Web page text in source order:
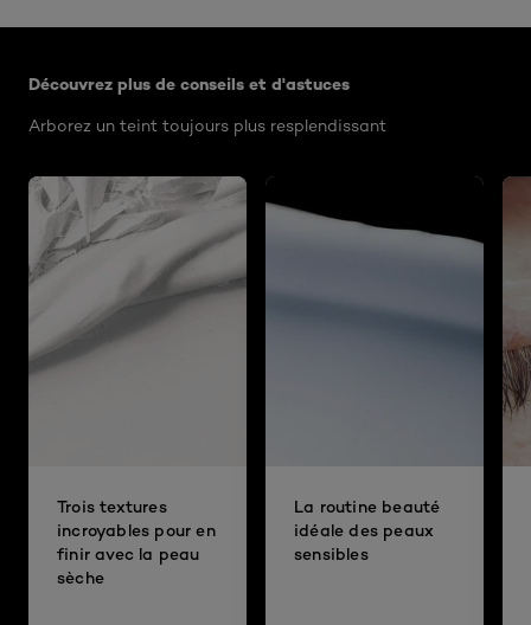
Découvrez plus de conseils et d'astuces
Arborez un teint toujours plus resplendissant
Trois textures
incroyables pour en
finir avec la peau
sèche
La routine beauté
idéale des peaux
sensibles